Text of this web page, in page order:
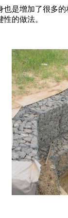
增加了很多的
的做法。